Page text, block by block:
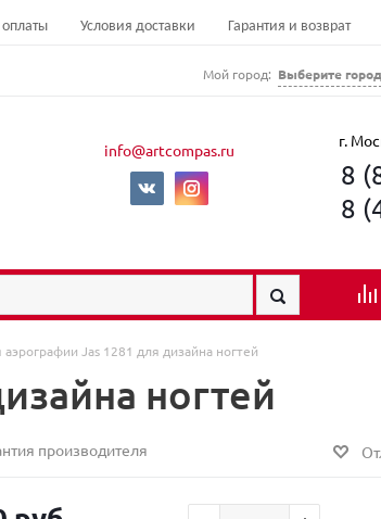
Условия доставки Гарантия и возврат
Мой город: Выберите город
info@artcompas.ru г.
8
8
Jas 1281 для дизайна ногтей
ногтей
производителя